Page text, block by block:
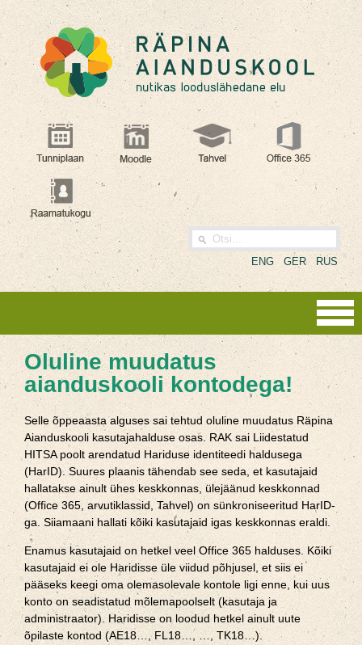
ENG GER RUS
Oluline muudatus
aianduskooli kontodega!
Selle õppeaasta alguses sai tehtud oluline muudatus Räpina
Aianduskooli kasutajahalduse osas. RAK sai Liidestatud
HITSA poolt arendatud Hariduse identiteedi haldusega
(HarID). Suures plaanis tähendab see seda, et kasutajaid
hallatakse ainult ühes keskkonnas, ülejäänud keskkonnad
(Office 365, arvutiklassid, Tahvel) on sünkroniseeritud HarID-
ga. Siiamaani hallati kõiki kasutajaid igas keskkonnas eraldi.
Enamus kasutajaid on hetkel veel Office 365 halduses. Kõiki
kasutajaid ei ole Haridisse üle viidud põhjusel, et siis ei
pääseks keegi oma olemasolevale kontole ligi enne, kui uus
konto on seadistatud mõlemapoolselt (kasutaja ja
administraator). Haridisse on loodud hetkel ainult uute
õpilaste kontod (AE18…, FL18…, …, TK18…).